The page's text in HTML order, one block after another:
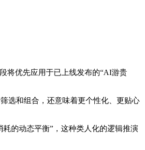
将优先应用于已上线发布的“AI游贵
选和组合，还意味着更个性化、更贴心
的动态平衡”，这种类人化的逻辑推演